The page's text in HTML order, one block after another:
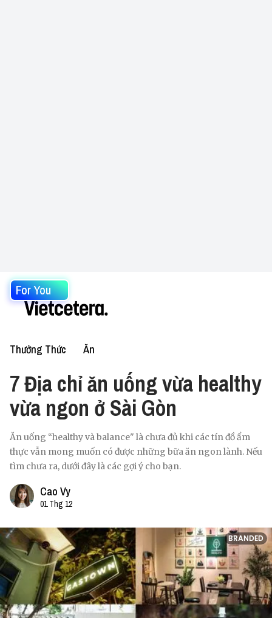
For You
Thưởng Thức Ăn
7 Địa chỉ ăn uống vừa healthy
vừa ngon ở Sài Gòn
Ăn uống “healthy và balance" là chưa đủ khi các tín đồ ẩm
thực vẫn mong muốn có được những bữa ăn ngon lành. Nếu
tìm chưa ra, dưới đây là các gợi ý cho bạn.
Cao Vy
01 Thg 12
BRANDED